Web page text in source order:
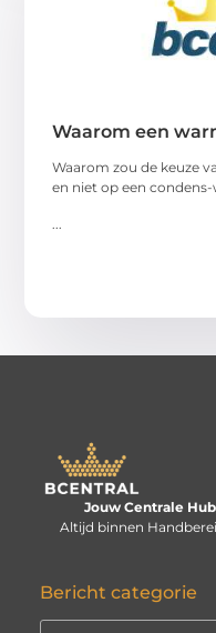
Waarom een
Waarom zou de keuze
en niet op een
Jouw Centrale
Altijd binnen
Bericht categorie